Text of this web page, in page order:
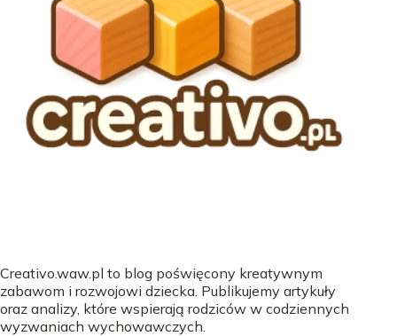
Creativo.waw.pl to blog poświęcony kreatywnym
zabawom i rozwojowi dziecka. Publikujemy artykuły
oraz analizy, które wspierają rodziców w codziennych
wyzwaniach wychowawczych.